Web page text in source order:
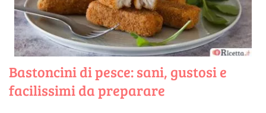
Bastoncini di pesce: sani, gustosi e
facilissimi da preparare